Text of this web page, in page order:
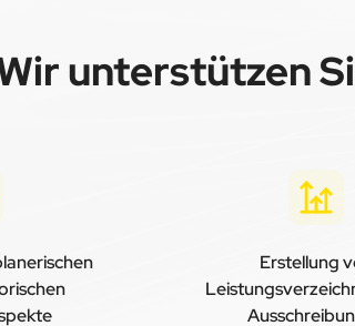
unterstützen
Erstellung